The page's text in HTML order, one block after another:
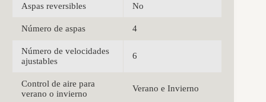
Aspas reversibles No
Número de aspas 4
Número de velocidades
ajustables
6
Control de aire para
verano o invierno
Verano e Invierno